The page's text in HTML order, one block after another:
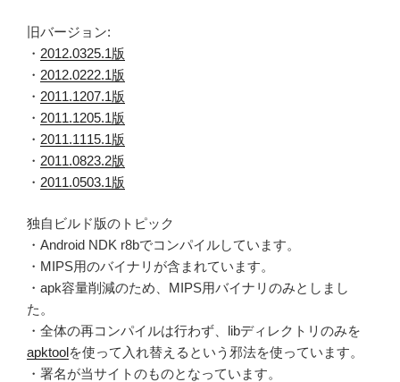
旧バージョン:
・ 2012.0325.1版
・ 2012.0222.1版
・ 2011.1207.1版
・ 2011.1205.1版
・ 2011.1115.1版
・ 2011.0823.2版
・ 2011.0503.1版
独自ビルド版のトピック
・Android NDK r8bでコンパイルしています。
・MIPS用のバイナリが含まれています。
・apk容量削減のため、MIPS用バイナリのみとしまし
た。
・全体の再コンパイルは行わず、libディレクトリのみを
apktoolを使って入れ替えるという邪法を使っています。
・署名が当サイトのものとなっています。